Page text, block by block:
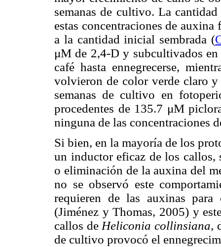
semanas de cultivo. La
estas concentraciones de
a la cantidad inicial sembrada (
μM de 2,4-D y subcultivados
café hasta ennegrecerse,
volvieron de color verde claro y
semanas de cultivo en
procedentes de 135.7 μM
ninguna de las concentraciones
Si bien, en la mayoría de los
un inductor eficaz de los
o eliminación de la auxina del
no se observó este
requieren de las auxinas
(Jiménez y Thomas, 2005) y
callos de Heliconia collinsiana,
de cultivo provocó el